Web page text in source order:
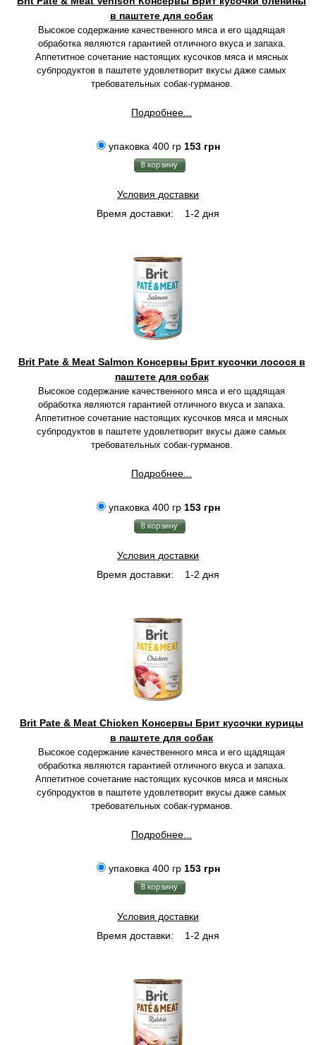
в паштете для собак
Высокое содержание качественного мяса и его щадящая
обработка являются гарантией отличного вкуса и запаха.
Аппетитное сочетание настоящих кусочков мяса и мясных
субпродуктов в паштете удовлетворит вкусы даже самых
требовательных собак-гурманов.
Подробнее...
упаковка 400 гр 153 грн
Условия доставки
Время доставки:
1-2 дня
Brit Pate & Meat Salmon Консервы Брит кусочки лосося в
паштете для собак
Высокое содержание качественного мяса и его щадящая
обработка являются гарантией отличного вкуса и запаха.
Аппетитное сочетание настоящих кусочков мяса и мясных
субпродуктов в паштете удовлетворит вкусы даже самых
требовательных собак-гурманов.
Подробнее...
упаковка 400 гр 153 грн
Условия доставки
Время доставки:
1-2 дня
Brit Pate & Meat Chicken Консервы Брит кусочки курицы
в паштете для собак
Высокое содержание качественного мяса и его щадящая
обработка являются гарантией отличного вкуса и запаха.
Аппетитное сочетание настоящих кусочков мяса и мясных
субпродуктов в паштете удовлетворит вкусы даже самых
требовательных собак-гурманов.
Подробнее...
упаковка 400 гр 153 грн
Условия доставки
Время доставки:
1-2 дня